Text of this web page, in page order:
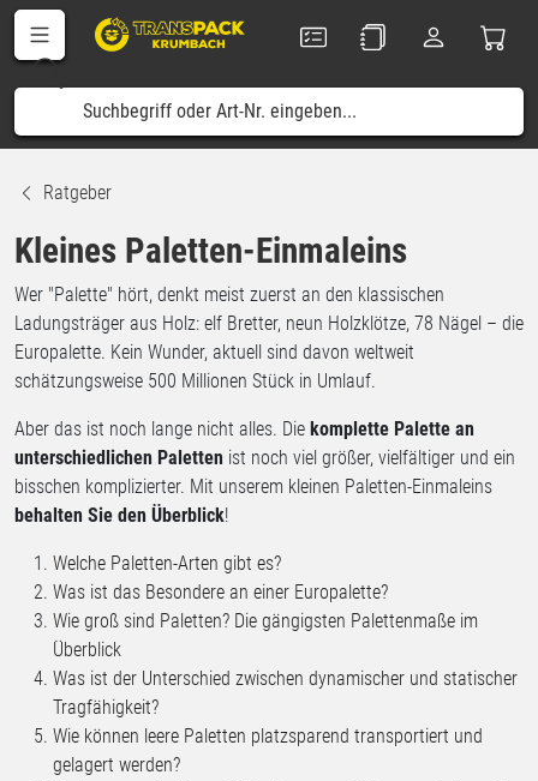
Ratgeber
Kleines Paletten-Einmaleins
Wer "Palette" hört, denkt meist zuerst an den klassischen
Ladungsträger aus Holz: elf Bretter, neun Holzklötze, 78 Nägel – die
Europalette. Kein Wunder, aktuell sind davon weltweit
schätzungsweise 500 Millionen Stück in Umlauf.
Aber das ist noch lange nicht alles. Die komplette Palette an
unterschiedlichen Paletten ist noch viel größer, vielfältiger und ein
bisschen komplizierter. Mit unserem kleinen Paletten-Einmaleins
behalten Sie den Überblick!
Welche Paletten-Arten gibt es?
Was ist das Besondere an einer Europalette?
Wie groß sind Paletten? Die gängigsten Palettenmaße im
Überblick
Was ist der Unterschied zwischen dynamischer und statischer
Tragfähigkeit?
Wie können leere Paletten platzsparend transportiert und
gelagert werden?